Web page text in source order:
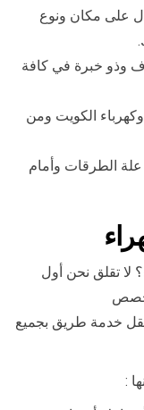
على مكان ونوع
وذو خبرة في كافة
الكويت ومن
الطرقات وأمام
لا تقلق نحن أول
خدمة طريق بجميع
: